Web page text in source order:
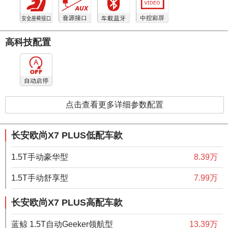
高科技配置
点击查看更多详细参数配置
长安欧尚X7 PLUS低配车款
1.5T手动豪华型 8.39万
1.5T手动舒享型 7.99万
长安欧尚X7 PLUS高配车款
蓝鲸 1.5T自动Geeker领航型 13.39万